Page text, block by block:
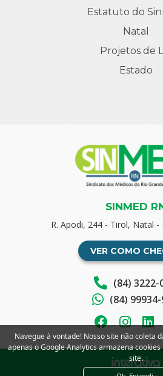
Estatuto do
Natal
Projetos de
Estado
SINMED
R. Apodi, 244 - Tirol, Natal -
VER COMO
(84) 3222-
(84)
Navegue à vontade! Nosso site não coleta
apenas o Google Analytics armazena
site.